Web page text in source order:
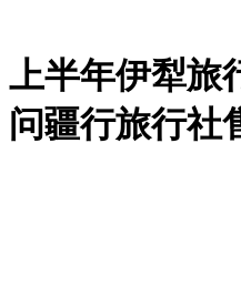
上半年伊犁旅
问疆行旅行社